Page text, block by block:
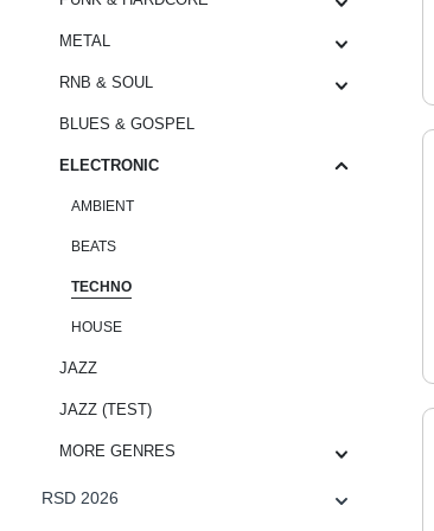
METAL
RNB & SOUL
BLUES & GOSPEL
ELECTRONIC
AMBIENT
BEATS
TECHNO
HOUSE
JAZZ
JAZZ (TEST)
MORE GENRES
RSD 2026